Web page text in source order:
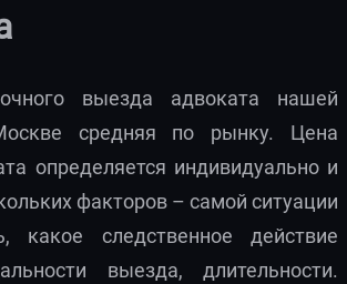
выезда адвоката нашей
средняя по рынку. Цена
определяется индивидуально и
факторов – самой ситуации
какое следственное действие
выезда, длительности.